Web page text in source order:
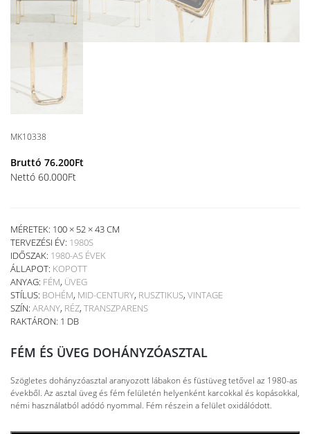
MK10338
Bruttó 76.200Ft
Nettó 60.000Ft
MÉRETEK: 100 × 52 × 43 CM
TERVEZÉSI ÉV: 1980S
IDŐSZAK: 1980-AS ÉVEK
ÁLLAPOT: KOPOTT
ANYAG: FÉM, ÜVEG
STÍLUS: BOHÉM, MID-CENTURY, RUSZTIKUS, VINTAGE
SZÍN: ARANY, RÉZ, TRANSZPARENS
RAKTÁRON: 1 DB
FÉM ÉS ÜVEG DOHÁNYZÓASZTAL
Szögletes dohányzóasztal aranyozott lábakon és füstüveg tetővel az 1980-as
évekből. Az asztal üveg és fém felületén helyenként karcokkal és kopásokkal,
némi használatból adódó nyommal. Fém részein a felület oxidálódott.